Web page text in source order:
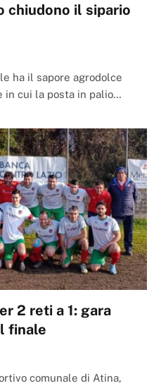
chiudono il sipario
ha il sapore agrodolce
cui la posta in palio…
2 reti a 1: gara
finale
comunale di Atina,